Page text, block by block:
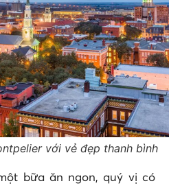
với vẻ đẹp thanh bình
bữa ăn ngon, quý vị có